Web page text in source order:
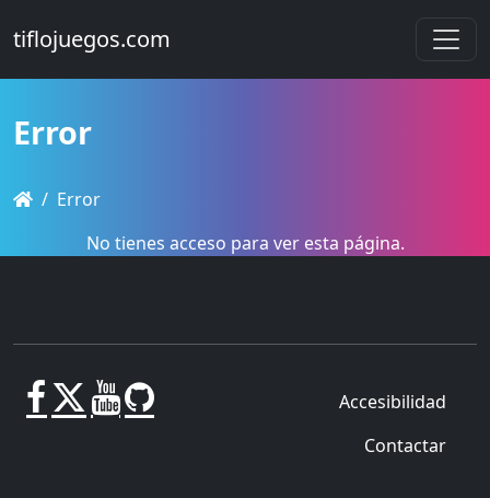
tiflojuegos.com
Error
Error
No tienes acceso para ver esta página.
Accesibilidad
Contactar